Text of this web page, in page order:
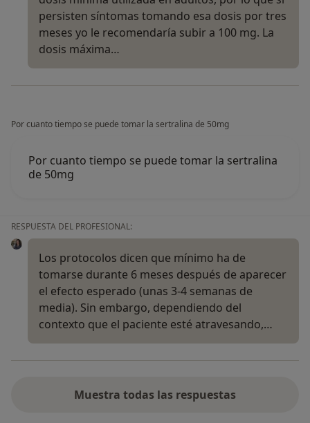
persisten síntomas tomando esa dosis por tres
meses yo le recomendaría subir a 100 mg. La
dosis máxima…
Por cuanto tiempo se puede tomar la sertralina de 50mg
Por cuanto tiempo se puede tomar la sertralina
de 50mg
RESPUESTA DEL PROFESIONAL:
Los protocolos dicen que mínimo ha de
tomarse durante 6 meses después de aparecer
el efecto esperado (unas 3-4 semanas de
media). Sin embargo, dependiendo del
contexto que el paciente esté atravesando,…
Muestra todas las respuestas